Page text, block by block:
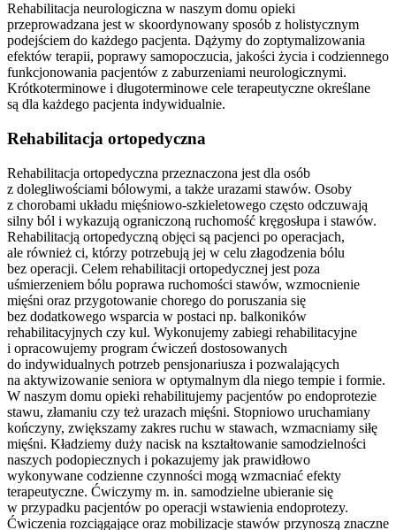
Rehabilitacja neurologiczna w naszym domu opieki
przeprowadzana jest w skoordynowany sposób z holistycznym
podejściem do każdego pacjenta. Dążymy do zoptymalizowania
efektów terapii, poprawy samopoczucia, jakości życia i codziennego
funkcjonowania pacjentów z zaburzeniami neurologicznymi.
Krótkoterminowe i długoterminowe cele terapeutyczne określane
są dla każdego pacjenta indywidualnie.
Rehabilitacja ortopedyczna
Rehabilitacja ortopedyczna przeznaczona jest dla osób
z dolegliwościami bólowymi, a także urazami stawów. Osoby
z chorobami układu mięśniowo-szkieletowego często odczuwają
silny ból i wykazują ograniczoną ruchomość kręgosłupa i stawów.
Rehabilitacją ortopedyczną objęci są pacjenci po operacjach,
ale również ci, którzy potrzebują jej w celu złagodzenia bólu
bez operacji. Celem rehabilitacji ortopedycznej jest poza
uśmierzeniem bólu poprawa ruchomości stawów, wzmocnienie
mięśni oraz przygotowanie chorego do poruszania się
bez dodatkowego wsparcia w postaci np. balkoników
rehabilitacyjnych czy kul. Wykonujemy zabiegi rehabilitacyjne
i opracowujemy program ćwiczeń dostosowanych
do indywidualnych potrzeb pensjonariusza i pozwalających
na aktywizowanie seniora w optymalnym dla niego tempie i formie.
W naszym domu opieki rehabilitujemy pacjentów po endoprotezie
stawu, złamaniu czy też urazach mięśni. Stopniowo uruchamiany
kończyny, zwiększamy zakres ruchu w stawach, wzmacniamy siłę
mięśni. Kładziemy duży nacisk na kształtowanie samodzielności
naszych podopiecznych i pokazujemy jak prawidłowo
wykonywane codzienne czynności mogą wzmacniać efekty
terapeutyczne. Ćwiczymy m. in. samodzielne ubieranie się
w przypadku pacjentów po operacji wstawienia endoprotezy.
Ćwiczenia rozciągające oraz mobilizacje stawów przynoszą znaczne